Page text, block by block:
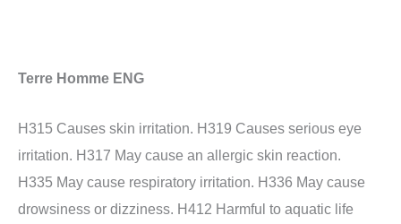
Terre Homme ENG
H315 Causes skin irritation. H319 Causes serious eye
irritation. H317 May cause an allergic skin reaction.
H335 May cause respiratory irritation. H336 May cause
drowsiness or dizziness. H412 Harmful to aquatic life